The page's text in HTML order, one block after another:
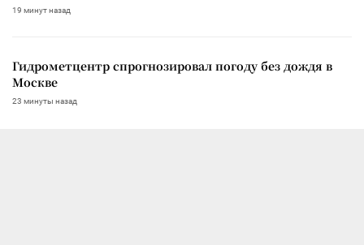
19 минут назад
Гидрометцентр спрогнозировал погоду без дождя в
Москве
23 минуты назад